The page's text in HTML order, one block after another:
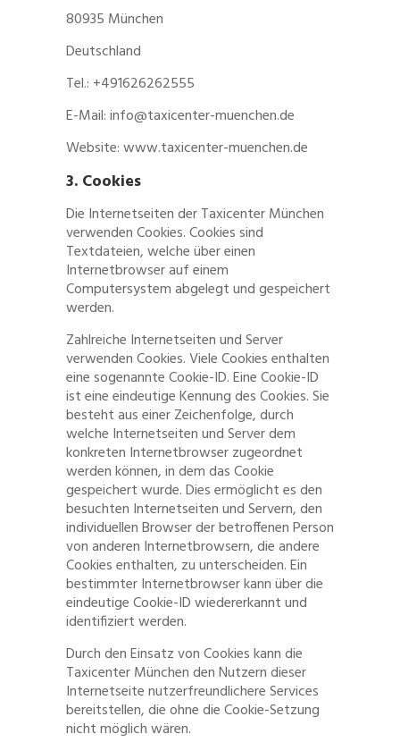
80935 München
Deutschland
Tel.: +491626262555
E-Mail: info@taxicenter-muenchen.de
Website: www.taxicenter-muenchen.de
3. Cookies
Die Internetseiten der Taxicenter München
verwenden Cookies. Cookies sind
Textdateien, welche über einen
Internetbrowser auf einem
Computersystem abgelegt und gespeichert
werden.
Zahlreiche Internetseiten und Server
verwenden Cookies. Viele Cookies enthalten
eine sogenannte Cookie-ID. Eine Cookie-ID
ist eine eindeutige Kennung des Cookies. Sie
besteht aus einer Zeichenfolge, durch
welche Internetseiten und Server dem
konkreten Internetbrowser zugeordnet
werden können, in dem das Cookie
gespeichert wurde. Dies ermöglicht es den
besuchten Internetseiten und Servern, den
individuellen Browser der betroffenen Person
von anderen Internetbrowsern, die andere
Cookies enthalten, zu unterscheiden. Ein
bestimmter Internetbrowser kann über die
eindeutige Cookie-ID wiedererkannt und
identifiziert werden.
Durch den Einsatz von Cookies kann die
Taxicenter München den Nutzern dieser
Internetseite nutzerfreundlichere Services
bereitstellen, die ohne die Cookie-Setzung
nicht möglich wären.